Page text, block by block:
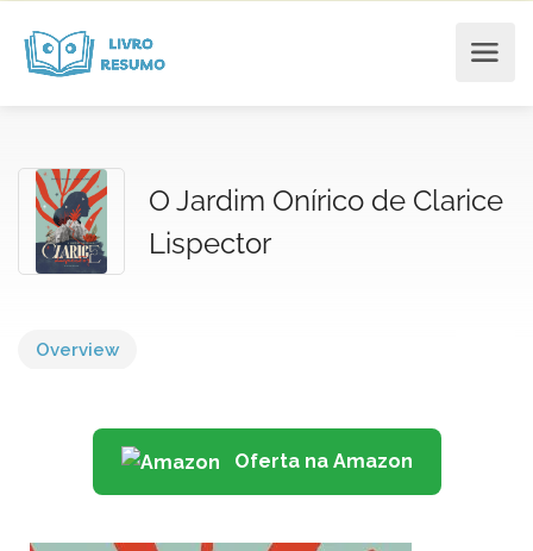
O Jardim Onírico de Clarice
Lispector
Overview
Oferta na Amazon